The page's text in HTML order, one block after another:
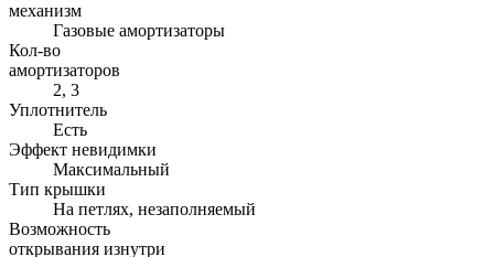
механизм
Газовые амортизаторы
Кол-во
амортизаторов
2, 3
Уплотнитель
Есть
Эффект невидимки
Максимальный
Тип крышки
На петлях, незаполняемый
Возможность
открывания изнутри